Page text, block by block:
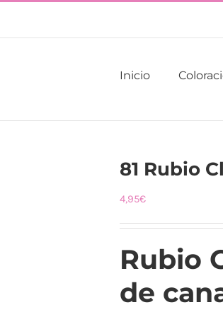
Inicio
81 Rubio
4,95€
Rubio
de